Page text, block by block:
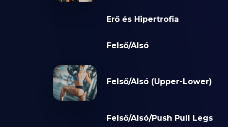
Erő és Hipertrofia
Felső/Alsó
Felső/Alsó (Upper-Lower)
Felső/Alsó/Push Pull Legs